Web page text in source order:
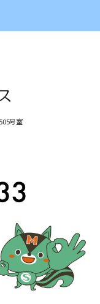
号室